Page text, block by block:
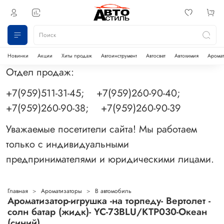
Новинки Акции Хиты продаж Автоинструмент Автосвет Автохимия
Отдел продаж:
+7(959)511-31-45; +7(959)260-90-40;
+7(959)260-90-38; +7(959)260-90-39
Уважаемые посетители сайта! Мы работаем
только с индивидуальными
предпринимателями и юридическими лицами.
Главная Ароматизаторы В автомобиль
Ароматизатор-игрушка -на торпеду- Вертолет -
солн батар (жидк)- YC-73BLU/KTP030-Океан